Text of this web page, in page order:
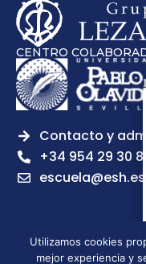
CENTRO
Contacto y
+34 954 29 30 81
escuela@esh.es
Utilizamos cookies
mejor experiencia y